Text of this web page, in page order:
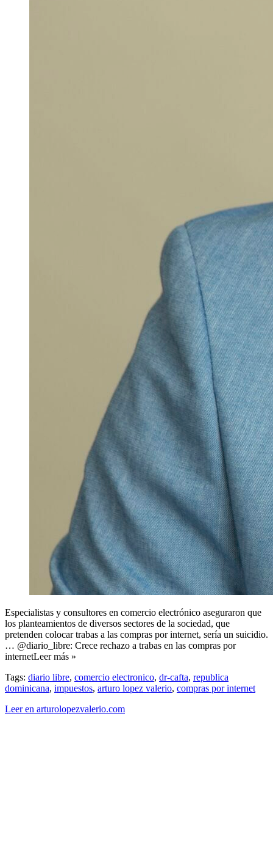
Especialistas y consultores en comercio electrónico aseguraron que
los planteamientos de diversos sectores de la sociedad, que
pretenden colocar trabas a las compras por internet, sería un suicidio.
… @diario_libre: Crece rechazo a trabas en las compras por
internetLeer más »
Tags: diario libre, comercio electronico, dr-cafta, republica
dominicana, impuestos, arturo lopez valerio, compras por internet
Leer en arturolopezvalerio.com